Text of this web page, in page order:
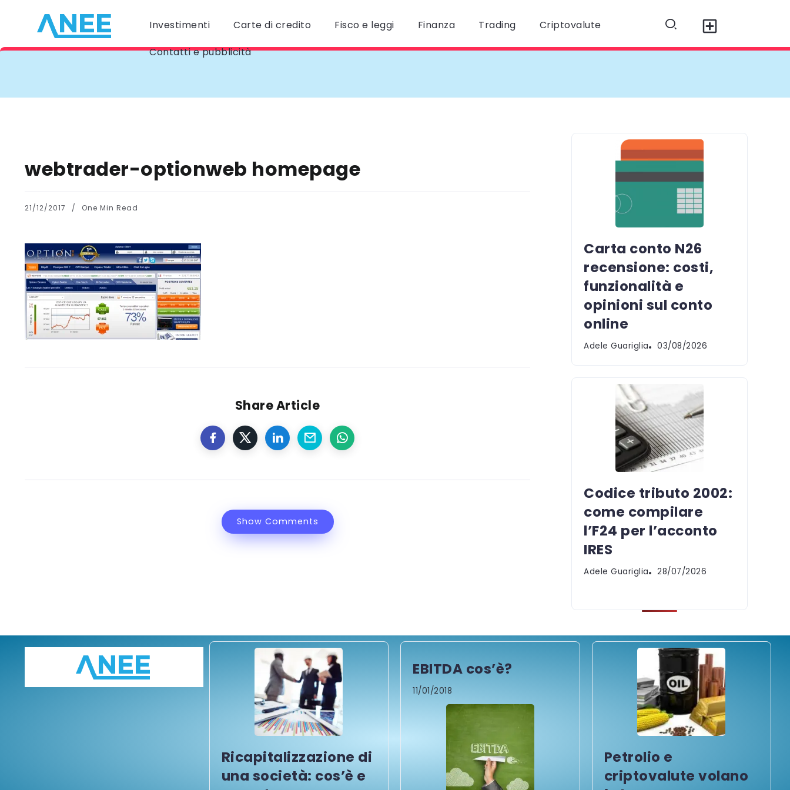
Investimenti Carte di credito Fisco e leggi Finanza Trading
Criptovalute
Contatti e pubblicità
webtrader-optionweb homepage
21/12/2017 One Min Read
Share Article
Show Comments
Carta conto N26
recensione: costi,
funzionalità e
opinioni sul conto
online
Adele Guariglia 03/08/2026
Codice tributo 2002:
come compilare
l’F24 per l’acconto
IRES
Adele Guariglia 28/07/2026
Ricapitalizzazione di
una società: cos’è e
EBITDA cos’è?
11/01/2018
Petrolio e
criptovalute volano